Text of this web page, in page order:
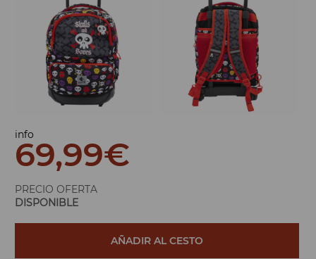
info
69,99€
PRECIO OFERTA
DISPONIBLE
AÑADIR AL CESTO